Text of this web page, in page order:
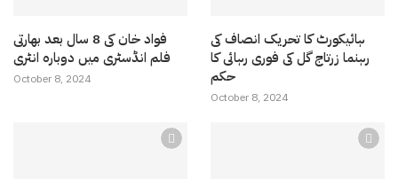
فواد خان کی 8 سال بعد بھارتی
فلم انڈسٹری میں دوبارہ انٹری
October 8, 2024
ہائیکورٹ کا تحریک انصاف کی
رہنما زرتاج گل کی فوری رہائی کا
حکم
October 8, 2024